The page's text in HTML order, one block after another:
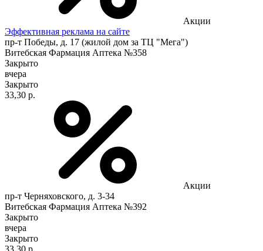
Акции
Эффективная реклама на сайте
пр-т Победы, д. 17 (жилой дом за ТЦ "Мега")
Витебская Фармация Аптека №358
Закрыто
вчера
Закрыто
33,30 р.
Акции
пр-т Черняховского, д. 3-34
Витебская Фармация Аптека №392
Закрыто
вчера
Закрыто
33,30 р.